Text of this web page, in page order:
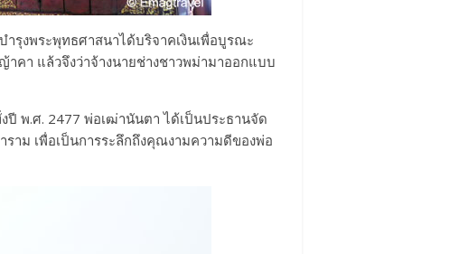
รุงพระพุทธศาสนาได้บริจาคเงินเพื่อบูรณะ
คา แล้วจึงว่าจ้างนายช่างชาวพม่ามาออกแบบ
ปี พ.ศ. 2477 พ่อเฒ่านันตา ได้เป็นประธานจัด
าม เพื่อเป็นการระลึกถึงคุณงามความดีของพ่อ